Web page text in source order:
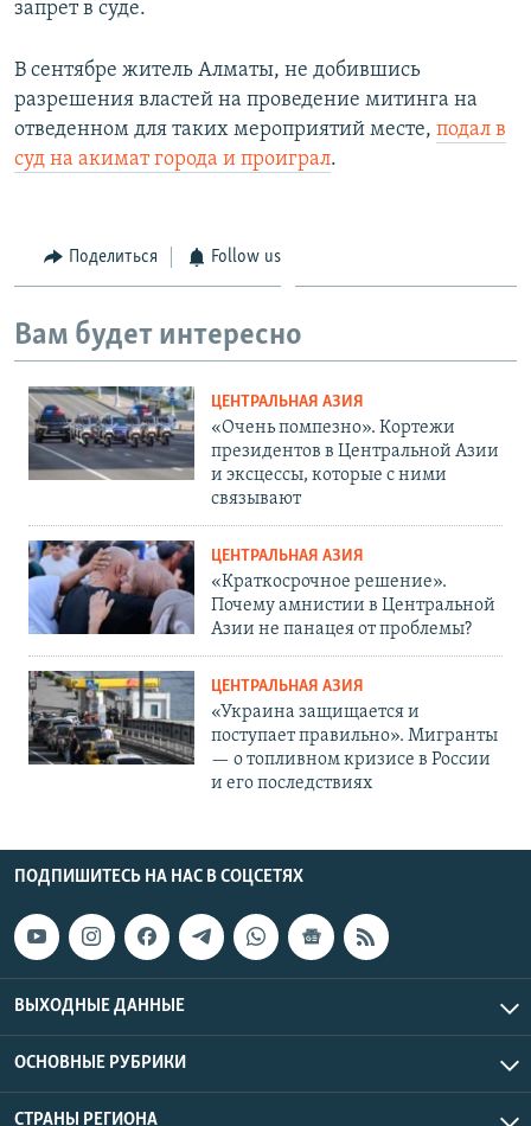
запрет в суде.
В сентябре житель Алматы, не добившись
разрешения властей на проведение митинга на
отведенном для таких мероприятий месте, подал в
суд на акимат города и проиграл.
Поделиться Follow us
Вам будет интересно
ЦЕНТРАЛЬНАЯ АЗИЯ
«Очень помпезно». Кортежи
президентов в Центральной Азии
и эксцессы, которые с ними
связывают
ЦЕНТРАЛЬНАЯ АЗИЯ
«Краткосрочное решение».
Почему амнистии в Центральной
Азии не панацея от проблемы?
ЦЕНТРАЛЬНАЯ АЗИЯ
«Украина защищается и
поступает правильно». Мигранты
— о топливном кризисе в России
и его последствиях
ПОДПИШИТЕСЬ НА НАС В СОЦСЕТЯХ
ВЫХОДНЫЕ ДАННЫЕ
ОСНОВНЫЕ РУБРИКИ
СТРАНЫ РЕГИОНА